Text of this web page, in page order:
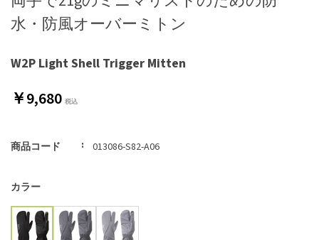
W2P Light Shell Trigger Mitten
水・防風オーバーミトン
￥9,680
商品コード 013086-S82-A06
カラー